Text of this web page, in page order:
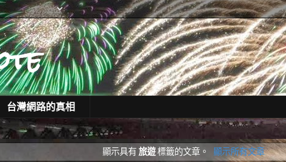
台灣網路的真相
顯示具有旅遊標籤的文章。 顯示所有文章